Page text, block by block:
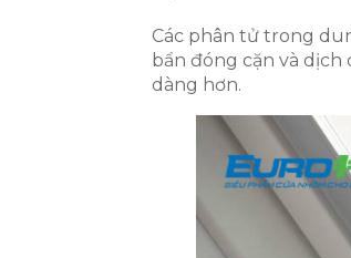
Các phân tử trong
bẩn đóng cặn và
dàng hơn.